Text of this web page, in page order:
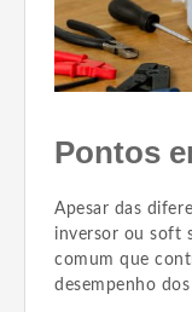
Pontos
Apesar das
inversor ou soft
comum que
desempenho